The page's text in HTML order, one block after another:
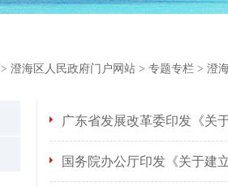
> 澄海区人民政府门户网站 > 专题专栏 > 澄
广东省发展改革委印发《关
国务院办公厅印发《关于建